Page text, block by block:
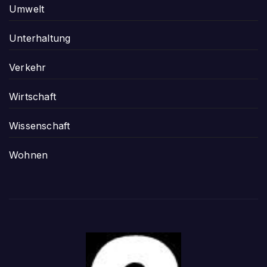
Umwelt
Unterhaltung
Verkehr
Wirtschaft
Wissenschaft
Wohnen